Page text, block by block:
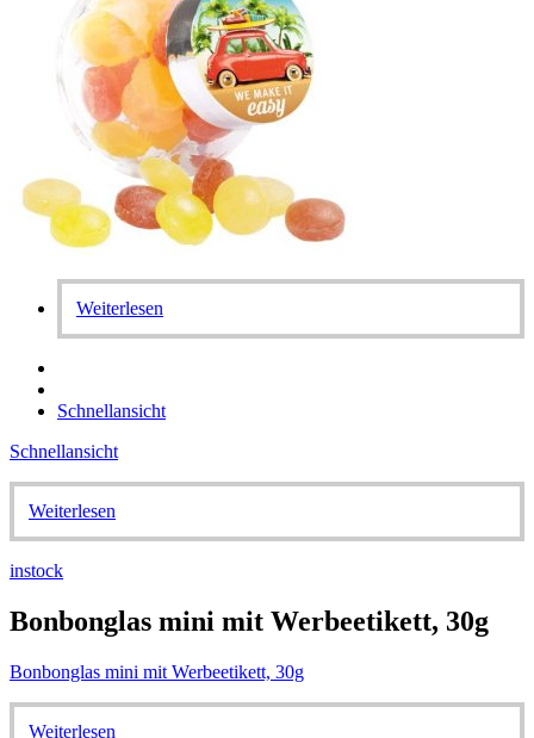
Weiterlesen
Schnellansicht
Schnellansicht
Weiterlesen
instock
Bonbonglas mini mit Werbeetikett, 30g
Bonbonglas mini mit Werbeetikett, 30g
Weiterlesen